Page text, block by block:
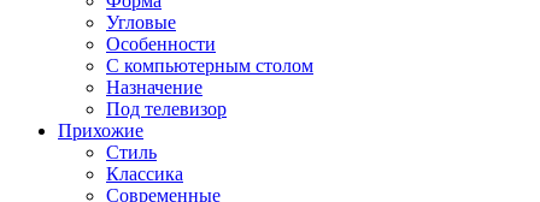
Угловые
Особенности
С компьютерным столом
Назначение
Под телевизор
Прихожие
Стиль
Классика
Современные